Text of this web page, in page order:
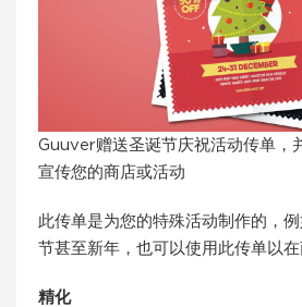
Guuver赠送圣诞节庆祝活动传单，
宣传您的商店或活动
此传单是为您的特殊活动制作的，
节甚至新年，也可以使用此传单以
精化